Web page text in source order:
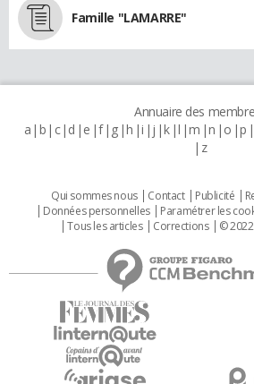
Famille "LAMARRE"
Annuaire des
a b c d e f g h i j k l m n o p
z
Qui sommes nous Contact Publicité
Données personnelles
Paramétrer les
Tous les articles
Corrections ©